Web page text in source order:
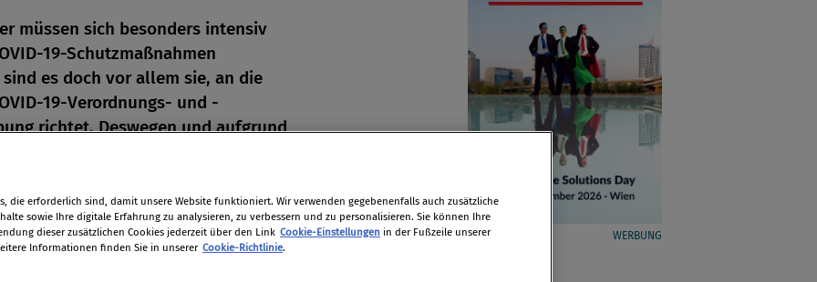
müssen sich besonders intensiv
19-Schutzmaßnahmen
sind es doch vor allem sie, an die
19-Verordnungs- und -
richtet. Deswegen und aufgrund
müssen sie die dynamischen
beobachten und auf sie
WERBUNG
die erforderlich sind, damit unsere Website funktioniert. Wir verwenden gegebenenfalls auch zusätzliche
sowie Ihre digitale Erfahrung zu analysieren, zu verbessern und zu personalisieren. Sie können Ihre
dieser zusätzlichen Cookies jederzeit über den Link Cookie-Einstellungen in der Fußzeile unserer
Informationen finden Sie in unserer Cookie-Richtlinie.